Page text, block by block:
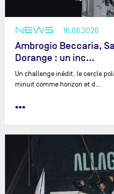
NEWS 16.06.2026
Ambrogio Beccaria,
Dorange : un inc…
Un challenge inédit, le cercle
minuit comme horizon et d…
•••